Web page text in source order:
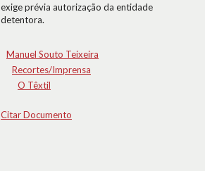
exige prévia autorização da entidade
detentora.
Manuel Souto Teixeira
Recortes/Imprensa
O Têxtil
Citar Documento